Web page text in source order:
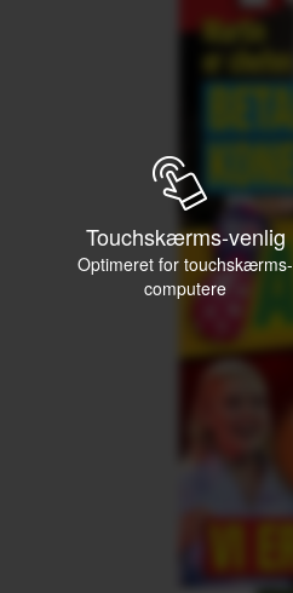
Touchskærms-venlig
Optimeret for touchskærms-
computere